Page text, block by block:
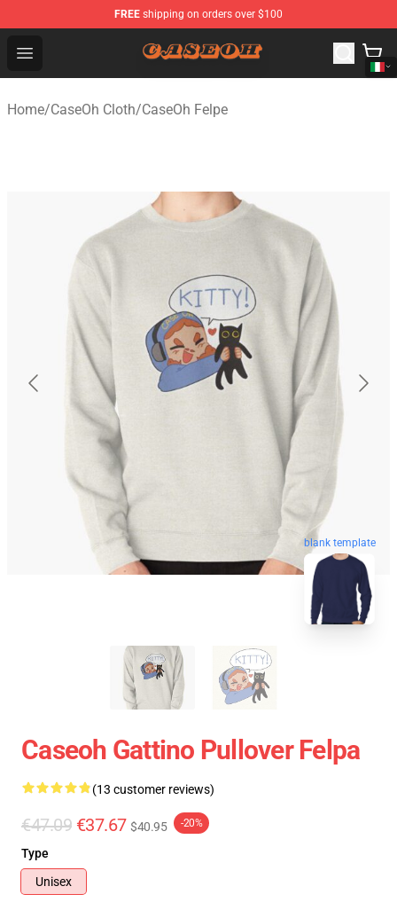
FREE shipping on orders over $100
Open menu
CaseOh Shop - Official CaseOh Merchandise Store
Home/CaseOh Cloth/CaseOh Felpe
blank template
Caseoh Gattino Pullover Felpa
(13 customer reviews)
€47.09 €37.67 $40.95 -20%
Type
Unisex